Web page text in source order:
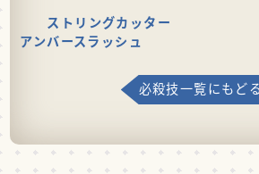
ストリングカッター
アンバースラッシュ
必殺技一覧にもどる